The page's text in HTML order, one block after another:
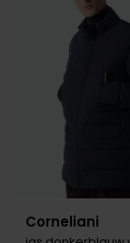
Corneliani